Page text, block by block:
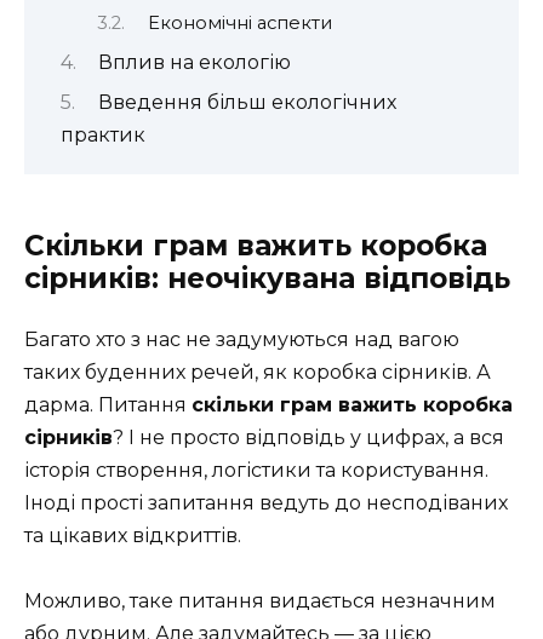
Економічні аспекти
Вплив на екологію
Введення більш екологічних
практик
Скільки грам важить коробка
сірників: неочікувана відповідь
Багато хто з нас не задумуються над вагою
таких буденних речей, як коробка сірників. А
дарма. Питання скільки грам важить коробка
сірників? І не просто відповідь у цифрах, а вся
історія створення, логістики та користування.
Іноді прості запитання ведуть до несподіваних
та цікавих відкриттів.
Можливо, таке питання видається незначним
або дурним. Але задумайтесь — за цією